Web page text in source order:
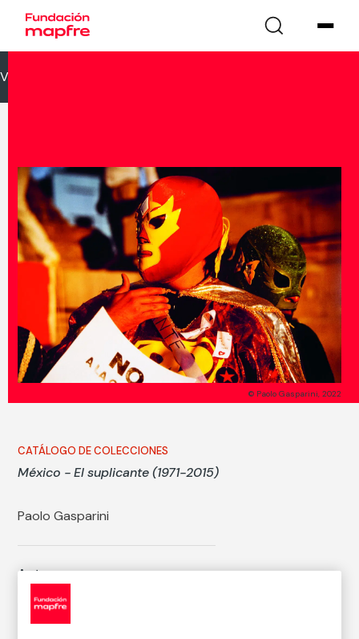
VOLVER
© Paolo Gasparini, 2022
CATÁLOGO DE COLECCIONES
México - El suplicante (1971-2015)
Paolo Gasparini
Autor
Nacimiento: Gorizia, Italia, 1934